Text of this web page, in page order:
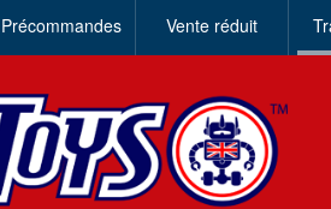
Précommandes Vente réduit